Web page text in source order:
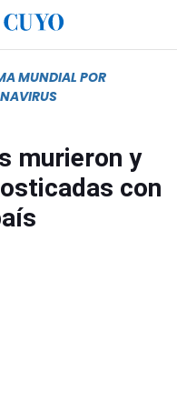
MUNDIAL POR
murieron y
con